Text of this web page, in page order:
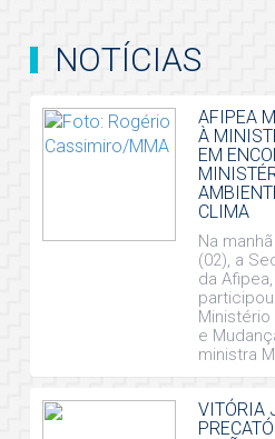
NOTÍCIAS
AFIPEA
À
EM
CLIMA
Na
(02), a
da
e
ministra
VITÓRIA